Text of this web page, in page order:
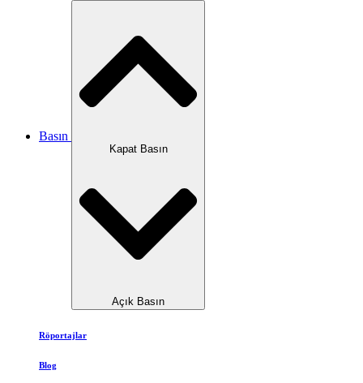
Basın
Kapat Basın
Açık Basın
Röportajlar
Blog